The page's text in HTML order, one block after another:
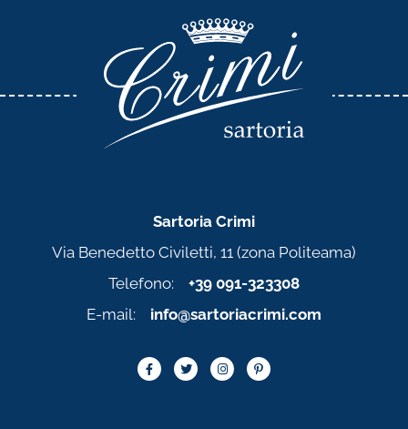
Sartoria Crimi
Via Benedetto Civiletti, 11 (zona Politeama)
Telefono: +39 091-323308
E-mail: info@sartoriacrimi.com